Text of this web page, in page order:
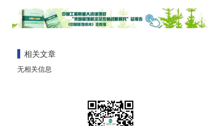
相关文章
无相关信息